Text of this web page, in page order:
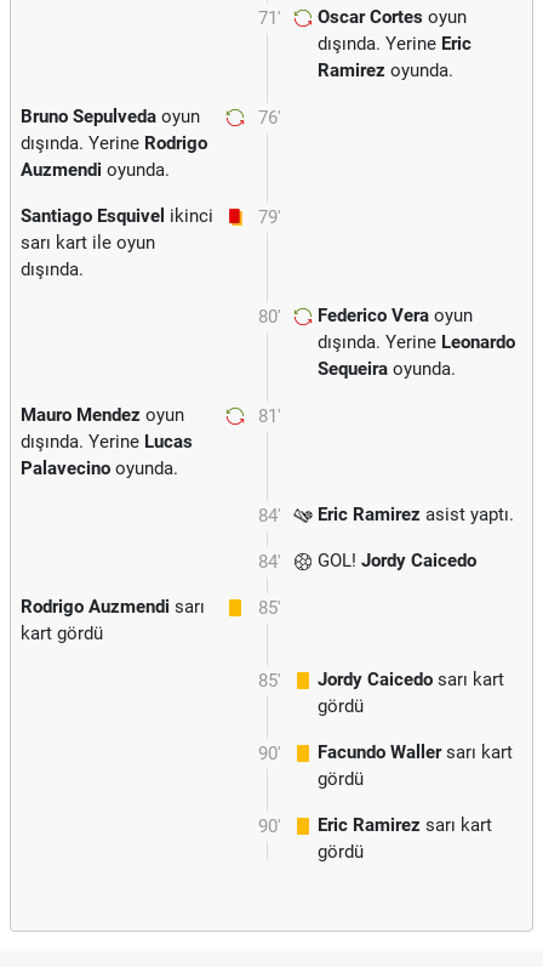
71' Oscar Cortes oyun
dışında. Yerine Eric
Ramirez oyunda.
76'
Bruno Sepulveda oyun
dışında. Yerine Rodrigo
Auzmendi oyunda.
79'
Santiago Esquivel ikinci
sarı kart ile oyun
dışında.
80' Federico Vera oyun
dışında. Yerine Leonardo
Sequeira oyunda.
81'
Mauro Mendez oyun
dışında. Yerine Lucas
Palavecino oyunda.
84' Eric Ramirez asist yaptı.
84' GOL! Jordy Caicedo
85'
Rodrigo Auzmendi sarı
kart gördü
85' Jordy Caicedo sarı kart
gördü
90' Facundo Wallersarı kart
gördü
90' Eric Ramirez sarı kart
gördü